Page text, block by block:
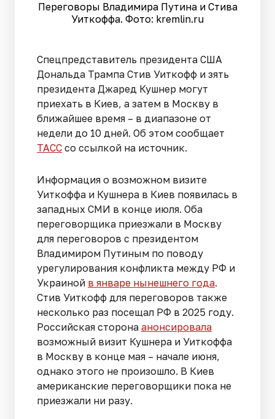
Переговоры Владимира Путина и Стива
Уиткоффа. Фото: kremlin.ru
Спецпредставитель президента США
Дональда Трампа Стив Уиткофф и зять
президента Джаред Кушнер могут
приехать в Киев, а затем в Москву в
ближайшее время – в диапазоне от
недели до 10 дней. Об этом сообщает
ТАСС со ссылкой на источник.
Информация о возможном визите
Уиткоффа и Кушнера в Киев появилась в
западных СМИ в конце июля. Оба
переговорщика приезжали в Москву
для переговоров с президентом
Владимиром Путиным по поводу
урегулирования конфликта между РФ и
Украиной в январе нынешнего года.
Стив Уиткофф для переговоров также
несколько раз посещал РФ в 2025 году.
Российская сторона анонсировала
возможный визит Кушнера и Уиткоффа
в Москву в конце мая – начале июня,
однако этого не произошло. В Киев
американские переговорщики пока не
приезжали ни разу.